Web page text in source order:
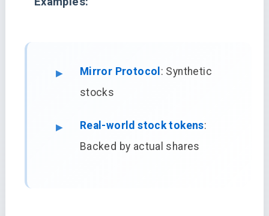
Mirror Protocol : Synthetic
stocks
Real-world stock tokens:
Backed by actual shares